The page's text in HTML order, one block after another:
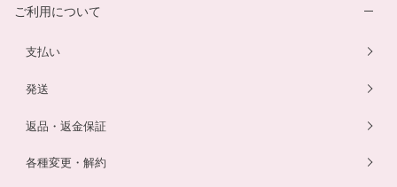
ご利用について
支払い
発送
返品・返金保証
各種変更・解約